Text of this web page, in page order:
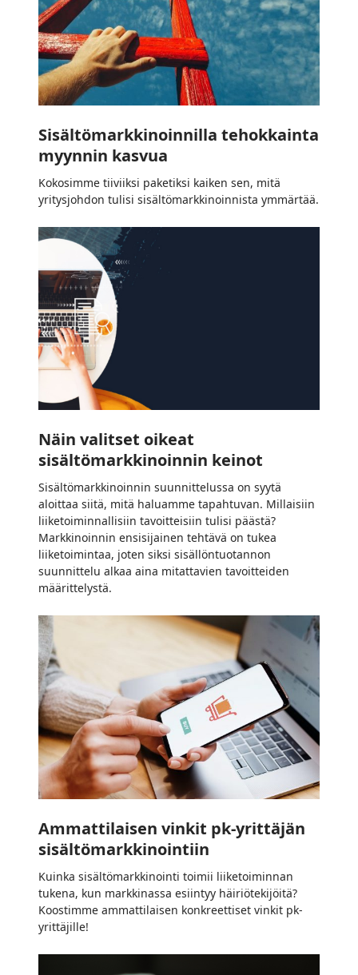
Sisältömarkkinoinnilla tehokkainta
myynnin kasvua
Kokosimme tiiviiksi paketiksi kaiken sen, mitä
yritysjohdon tulisi sisältömarkkinoinnista ymmärtää.
Näin
oikeat
sisältömarkkinoinnin
keinot
Näin valitset oikeat
sisältömarkkinoinnin keinot
Sisältömarkkinoinnin suunnittelussa on syytä
aloittaa siitä, mitä haluamme tapahtuvan. Millaisiin
liiketoiminnallisiin tavoitteisiin tulisi päästä?
Markkinoinnin ensisijainen tehtävä on tukea
liiketoimintaa, joten siksi sisällöntuotannon
suunnittelu alkaa aina mitattavien tavoitteiden
määrittelystä.
Ammattilaisen
vinkit
pk-
yrittäjän
sisältömarkkinointiin
Ammattilaisen vinkit pk-yrittäjän
sisältömarkkinointiin
Kuinka sisältömarkkinointi toimii liiketoiminnan
tukena, kun markkinassa esiintyy häiriötekijöitä?
Koostimme ammattilaisen konkreettiset vinkit pk-
yrittäjille!